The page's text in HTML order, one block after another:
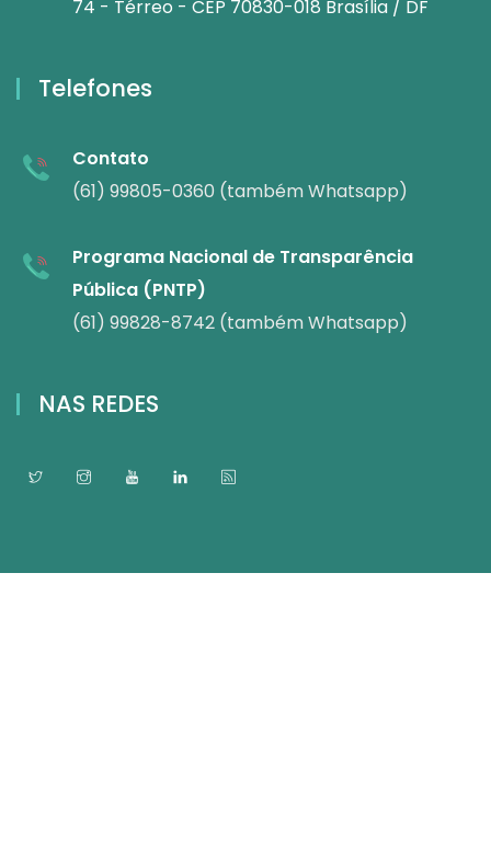
74 - Térreo - CEP 70830-018 Brasília / DF
Telefones
Contato
(61) 99805-0360 (também Whatsapp)
Programa Nacional de Transparência
Pública (PNTP)
(61) 99828-8742 (também Whatsapp)
NAS REDES